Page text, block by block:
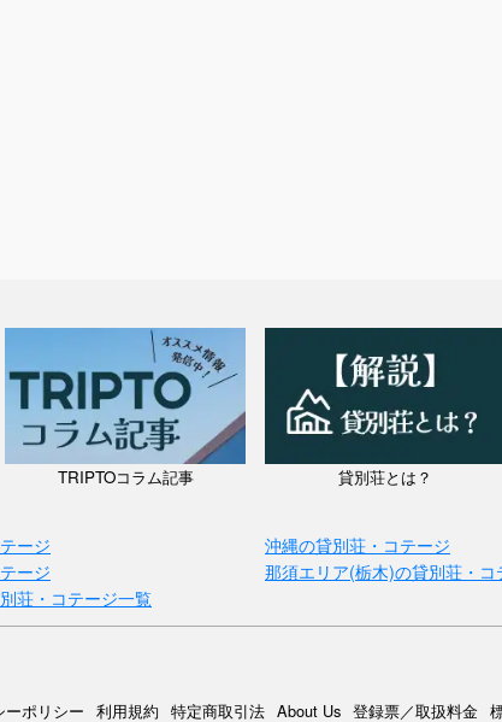
TRIPTOコラム記事 貸別荘とは？
ージ 沖縄の貸別荘・コテージ
ージ 那須エリア(栃木)の貸別荘・コ
荘・コテージ一覧
ーポリシー 利用規約 特定商取引法 About Us 登録票／取扱料金